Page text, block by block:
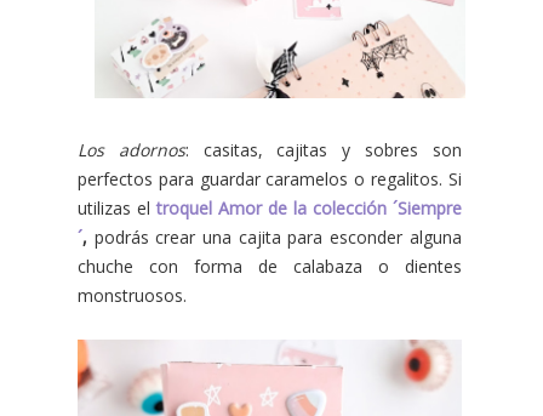
Los adornos: casitas, cajitas y sobres son
perfectos para guardar caramelos o regalitos. Si
utilizas eltroquel Amor de la colección ´Siempre
´, podrás crear una cajita para esconder alguna
chuche con forma de calabaza o dientes
monstruosos.